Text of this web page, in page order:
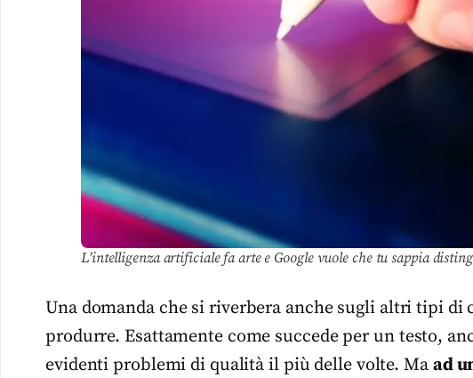
L’intelligenza artificiale fa arte e Google vuole che tu sappia
Una domanda che si riverbera anche sugli altri tipi di
produrre. Esattamente come succede per un testo,
evidenti problemi di qualità il più delle volte. Ma ad